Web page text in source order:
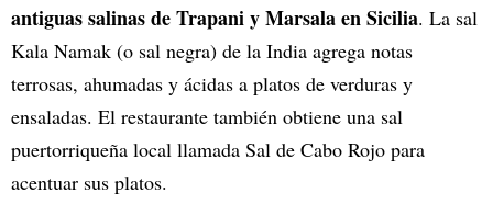
antiguas salinas de Trapani y Marsala en Sicilia. La sal
Kala Namak (o sal negra) de la India agrega notas
terrosas, ahumadas y ácidas a platos de verduras y
ensaladas. El restaurante también obtiene una sal
puertorriqueña local llamada Sal de Cabo Rojo para
acentuar sus platos.